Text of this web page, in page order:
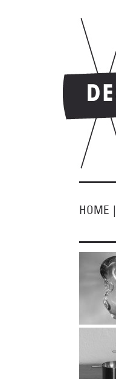
HOME |